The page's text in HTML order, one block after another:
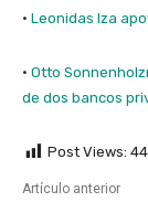
· Leonidas Iza
· Otto
de dos bancos
Post Views:
Artículo anterior